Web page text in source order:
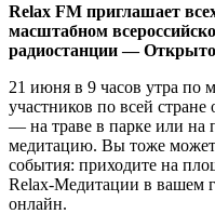
Relax FM приглашает
масштабном
радиостанции —
21 июня в 9 часов утра по
участников по всей стране
— на траве в парке или на
медитацию. Вы тоже
события: приходите на
Relax-Медитации в вашем
онлайн.